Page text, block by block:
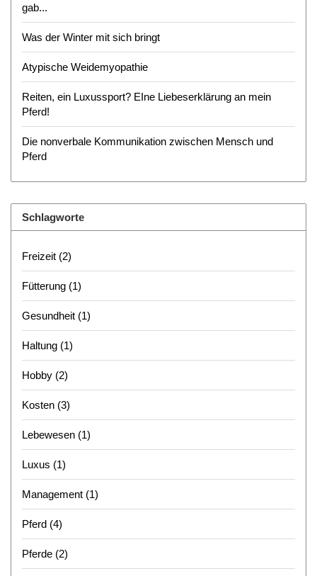
gab...
Was der Winter mit sich bringt
Atypische Weidemyopathie
Reiten, ein Luxussport? EIne Liebeserklärung an mein
Pferd!
Die nonverbale Kommunikation zwischen Mensch und
Pferd
Schlagworte
Freizeit (2)
Fütterung (1)
Gesundheit (1)
Haltung (1)
Hobby (2)
Kosten (3)
Lebewesen (1)
Luxus (1)
Management (1)
Pferd (4)
Pferde (2)